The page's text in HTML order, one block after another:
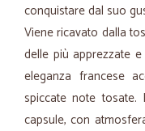
conquistare dal suo
Viene ricavato dalla
delle più apprezzate
eleganza francese
spiccate note
capsule, con